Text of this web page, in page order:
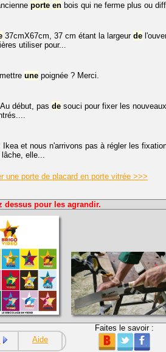
porte en bois qui ne ferme plus ou
37cmX67cm, 37 cm étant la largeur de
utiliser pour...
une poignée ? Merci.
début, pas de souci pour fixer les
et nous n'arrivons pas à régler les
elle...
porte de placard en porte vitrée >>>
dessus pour les agrandir.
Aide
Faites le savoir :